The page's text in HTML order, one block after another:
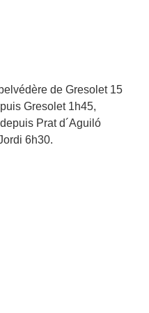
de Gresolet 15
Gresolet 1h45,
Prat d´Aguiló
6h30.